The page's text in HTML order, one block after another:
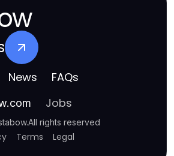
News FAQs
Jobs
.All rights reserved
Terms Legal